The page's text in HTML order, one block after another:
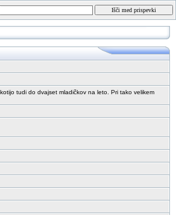
tudi do dvajset mladičkov na leto. Pri tako velikem